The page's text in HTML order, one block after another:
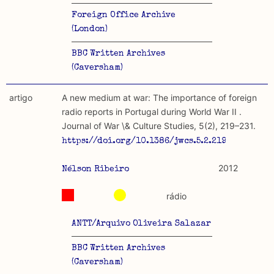
Foreign Office Archive
(London)
BBC Written Archives
(Caversham)
artigo
A new medium at war: The importance of foreign
radio reports in Portugal during World War II .
Journal of War \& Culture Studies, 5(2), 219–231.
https://doi.org/10.1386/jwcs.5.2.219_1
Nélson Ribeiro 2012
ANTT/Arquivo Oliveira Salazar
BBC Written Archives
(Caversham)
rádio